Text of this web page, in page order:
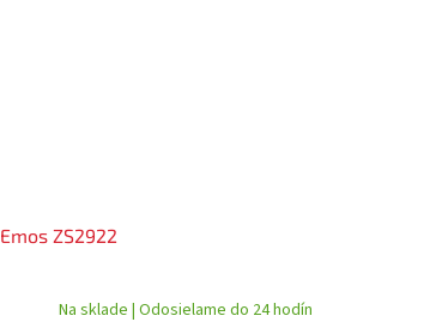
Emos ZS2922
Na sklade | Odosielame do 24 hodín